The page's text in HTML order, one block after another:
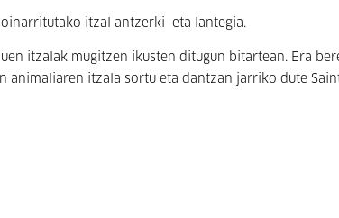
itzal antzerki eta lantegia.
itzalak mugitzen ikusten ditugun bitartean. Era
animaliaren itzala sortu eta dantzan jarriko dute